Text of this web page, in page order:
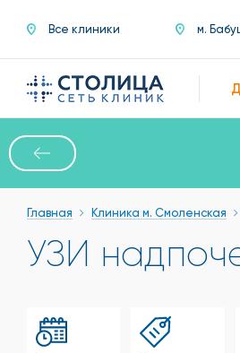
Все клиники м.
Главная Клиника м. Смоленская
УЗИ